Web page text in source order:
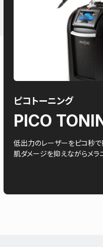
ピコトーニング
PICO
低出力のレーザーをピコ秒で
肌ダメージを抑えながらメ